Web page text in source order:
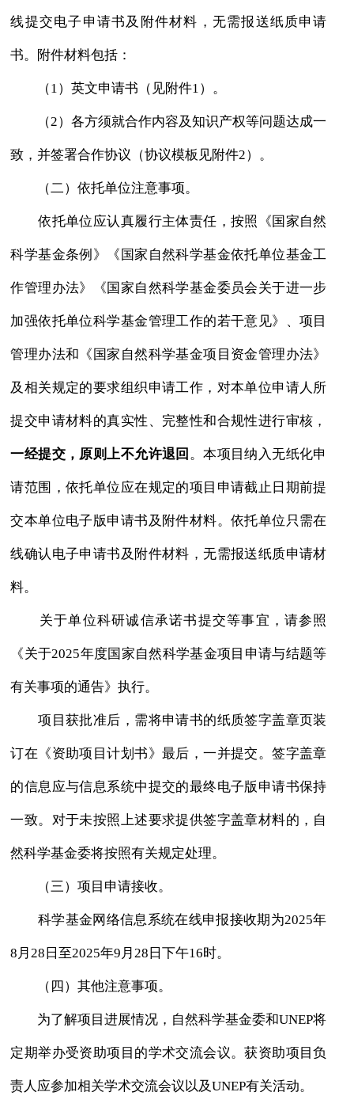
线提交电子申请书及附件材料，无需报送纸质申请
书。附件材料包括：
（1）英文申请书（见附件1）。
（2）各方须就合作内容及知识产权等问题达成一
致，并签署合作协议（协议模板见附件2）。
（二）依托单位注意事项。
依托单位应认真履行主体责任，按照《国家自然
科学基金条例》《国家自然科学基金依托单位基金工
作管理办法》《国家自然科学基金委员会关于进一步
加强依托单位科学基金管理工作的若干意见》、项目
管理办法和《国家自然科学基金项目资金管理办法》
及相关规定的要求组织申请工作，对本单位申请人所
提交申请材料的真实性、完整性和合规性进行审核，
一经提交，原则上不允许退回 。本项目纳入无纸化申
请范围，依托单位应在规定的项目申请截止日期前提
交本单位电子版申请书及附件材料。依托单位只需在
线确认电子申请书及附件材料，无需报送纸质申请材
料。
关于单位科研诚信承诺书提交等事宜，请参照
《关于2025年度国家自然科学基金项目申请与结题等
有关事项的通告》执行。
项目获批准后，需将申请书的纸质签字盖章页装
订在《资助项目计划书》最后，一并提交。签字盖章
的信息应与信息系统中提交的最终电子版申请书保持
一致。对于未按照上述要求提供签字盖章材料的，自
然科学基金委将按照有关规定处理。
（三）项目申请接收。
科学基金网络信息系统在线申报接收期为2025年
8月28日至2025年9月28日下午16时。
（四）其他注意事项。
为了解项目进展情况，自然科学基金委和UNEP将
定期举办受资助项目的学术交流会议。获资助项目负
责人应参加相关学术交流会议以及UNEP有关活动。